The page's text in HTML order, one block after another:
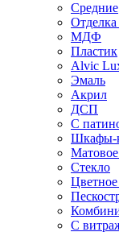
Средние
МДФ
Пластик
Alvic
Эмаль
Акрил
ДСП
С
Шкафы-
Матовое
Стекло
Цветное
С